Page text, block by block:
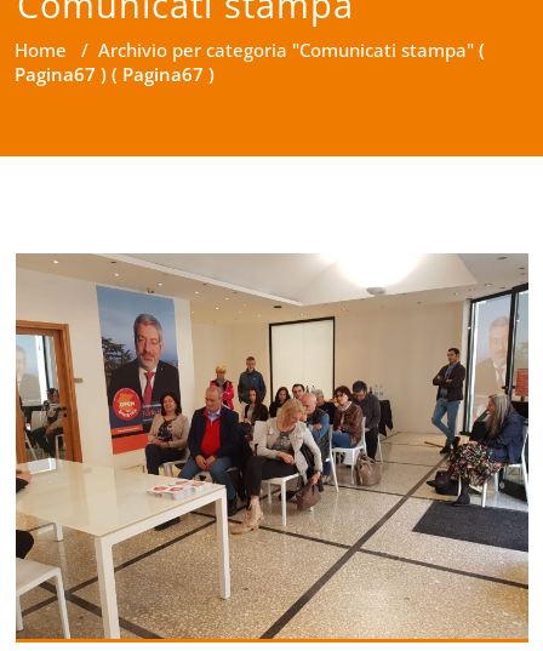
Home / Archivio per categoria "Comunicati stampa" (
Pagina67 ) ( Pagina67 )